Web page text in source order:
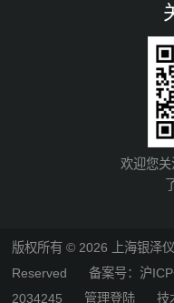
欢迎您
版权所有 © 2026 上海银泽
Reserved备案号：沪
2034245 管理登陆 技